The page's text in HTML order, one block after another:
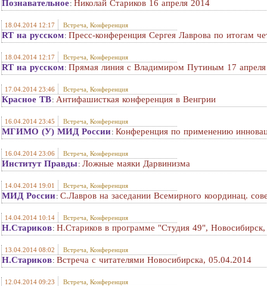
Познавательное: Николай Стариков 16 апреля 2014
18.04.2014 12:17 Встреча, Конференция
RT на русском: Пресс-конференция Сергея Лаврова по итогам
18.04.2014 12:17 Встреча, Конференция
RT на русском: Прямая линия с Владимиром Путиным 17
17.04.2014 23:46 Встреча, Конференция
Красное ТВ: Антифашисткая конференция в Венгрии
16.04.2014 23:45 Встреча, Конференция
МГИМО (У) МИД России: Конференция по применению
16.04.2014 23:06 Встреча, Конференция
Институт Правды: Ложные маяки Дарвинизма
14.04.2014 19:01 Встреча, Конференция
МИД России: С.Лавров на заседании Всемирного координац.
14.04.2014 10:14 Встреча, Конференция
Н.Стариков: Н.Стариков в программе "Студия 49",
13.04.2014 08:02 Встреча, Конференция
Н.Стариков: Встреча с читателями Новосибирска, 05.04.2014
12.04.2014 09:23 Встреча, Конференция